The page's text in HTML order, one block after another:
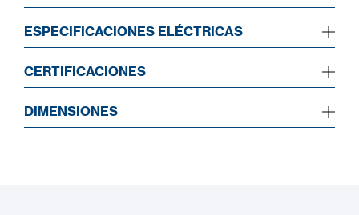
ESPECIFICACIONES ELÉCTRICAS
CERTIFICACIONES
DIMENSIONES